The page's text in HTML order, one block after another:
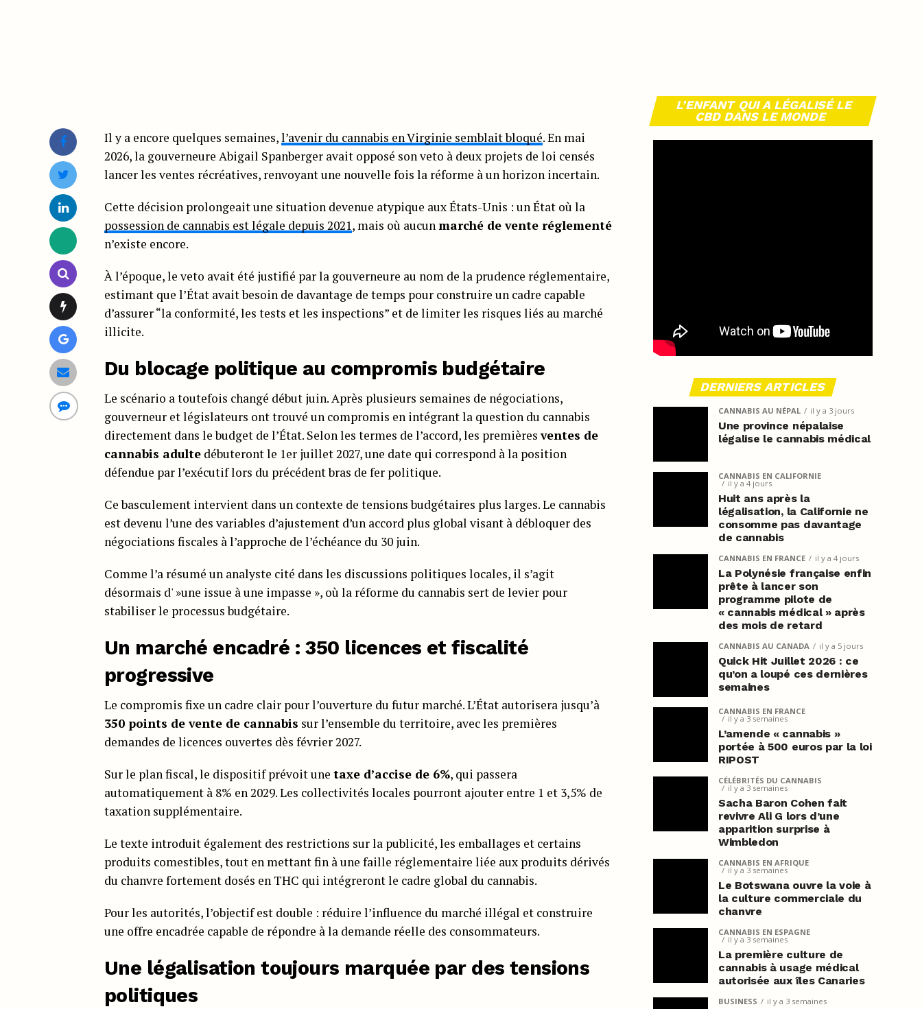
Il y a encore quelques semaines,l’avenir du cannabis en Virginie semblait bloqué. En mai
2026, la gouverneure Abigail Spanberger avait opposé son veto à deux projets de loi censés
lancer les ventes récréatives, renvoyant une nouvelle fois la réforme à un horizon incertain.
Cette décision prolongeait une situation devenue atypique aux États-Unis : un État où la
possession de cannabis est légale depuis 2021, mais où aucun marché de vente réglementé
n’existe encore.
À l’époque, le veto avait été justifié par la gouverneure au nom de la prudence réglementaire,
estimant que l’État avait besoin de davantage de temps pour construire un cadre capable
d’assurer “la conformité, les tests et les inspections” et de limiter les risques liés au marché
illicite.
Du blocage politique au compromis budgétaire
Le scénario a toutefois changé début juin. Après plusieurs semaines de négociations,
gouverneur et législateurs ont trouvé un compromis en intégrant la question du cannabis
directement dans le budget de l’État. Selon les termes de l’accord, les premièresventes de
cannabis adulte débuteront le 1er juillet 2027, une date qui correspond à la position
défendue par l’exécutif lors du précédent bras de fer politique.
Ce basculement intervient dans un contexte de tensions budgétaires plus larges. Le cannabis
est devenu l’une des variables d’ajustement d’un accord plus global visant à débloquer des
négociations fiscales à l’approche de l’échéance du 30 juin.
Comme l’a résumé un analyste cité dans les discussions politiques locales, il s’agit
désormais d' »une issue à une impasse », où la réforme du cannabis sert de levier pour
stabiliser le processus budgétaire.
Un marché encadré : 350 licences et fiscalité
progressive
Le compromis fixe un cadre clair pour l’ouverture du futur marché. L’État autorisera jusqu’à
350 points de vente de cannabis sur l’ensemble du territoire, avec les premières
demandes de licences ouvertes dès février 2027.
Sur le plan fiscal, le dispositif prévoit une taxe d’accise de 6%, qui passera
automatiquement à 8% en 2029. Les collectivités locales pourront ajouter entre 1 et 3,5% de
taxation supplémentaire.
Le texte introduit également des restrictions sur la publicité, les emballages et certains
produits comestibles, tout en mettant fin à une faille réglementaire liée aux produits dérivés
du chanvre fortement dosés en THC qui intégreront le cadre global du cannabis.
Pour les autorités, l’objectif est double : réduire l’influence du marché illégal et construire
une offre encadrée capable de répondre à la demande réelle des consommateurs.
Une légalisation toujours marquée par des tensions
politiques
L’ENFANT QUI A LÉGALISÉ LE
CBD DANS LE MONDE
DERNIERS ARTICLES
CANNABIS AU NÉPAL il y a 3 jours
Une province népalaise
légalise le cannabis médical
CANNABIS EN CALIFORNIE
il y a 4 jours
Huit ans après la
légalisation, la Californie ne
consomme pas davantage
de cannabis
CANNABIS EN FRANCE il y a 4 jours
La Polynésie française enfin
prête à lancer son
programme pilote de
« cannabis médical » après
des mois de retard
CANNABIS AU CANADA il y a 5 jours
Quick Hit Juillet 2026 : ce
qu’on a loupé ces dernières
semaines
CANNABIS EN FRANCE
il y a 3 semaines
L’amende « cannabis »
portée à 500 euros par la loi
RIPOST
CÉLÉBRITÉS DU CANNABIS
il y a 3 semaines
Sacha Baron Cohen fait
revivre Ali G lors d’une
apparition surprise à
Wimbledon
CANNABIS EN AFRIQUE
il y a 3 semaines
Le Botswana ouvre la voie à
la culture commerciale du
chanvre
CANNABIS EN ESPAGNE
il y a 3 semaines
La première culture de
cannabis à usage médical
autorisée aux îles Canaries
BUSINESS il y a 3 semaines